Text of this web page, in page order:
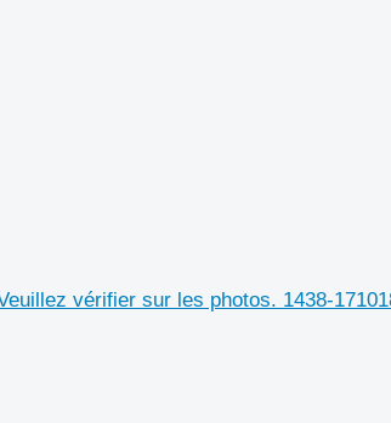
vérifier sur les photos. 1438-